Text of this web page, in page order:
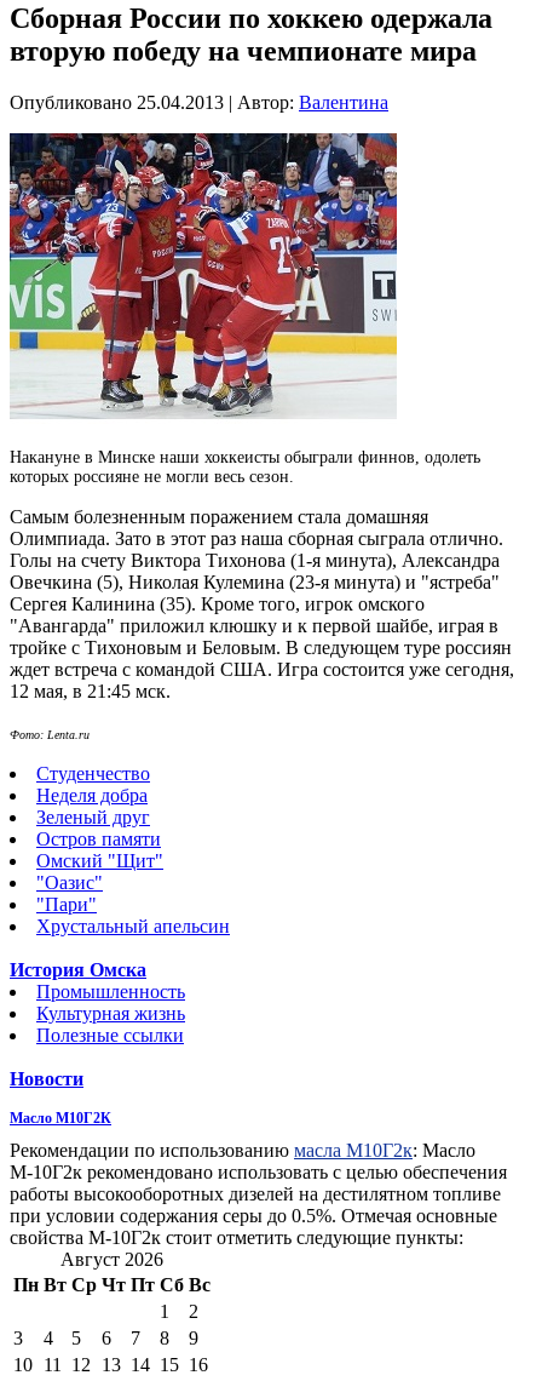
Сборная России по хоккею одержала
вторую победу на чемпионате мира
Опубликовано 25.04.2013 | Автор: Валентина
Накануне в Минске наши хоккеисты обыграли финнов, одолеть
которых россияне не могли весь сезон.
Самым болезненным поражением стала домашняя
Олимпиада. Зато в этот раз наша сборная сыграла отлично.
Голы на счету Виктора Тихонова (1-я минута), Александра
Овечкина (5), Николая Кулемина (23-я минута) и "ястреба"
Сергея Калинина (35). Кроме того, игрок омского
"Авангарда" приложил клюшку и к первой шайбе, играя в
тройке с Тихоновым и Беловым. В следующем туре россиян
ждет встреча с командой США. Игра состоится уже сегодня,
12 мая, в 21:45 мск.
Фото: Lenta.ru
Студенчество
Неделя добра
Зеленый друг
Остров памяти
Омский "Щит"
"Оазис"
"Пари"
Хрустальный апельсин
История Омска
Промышленность
Культурная жизнь
Полезные ссылки
Новости
Масло М10Г2К
Рекомендации по использованию масла М10Г2к: Масло
М-10Г2к рекомендовано использовать с целью обеспечения
работы высокооборотных дизелей на дестилятном топливе
при условии содержания серы до 0.5%. Отмечая основные
свойства М-10Г2к стоит отметить следующие пункты:
Август 2026
Пн Вт Ср Чт Пт Сб Вс
1
2
3
4 5 6 7 8
9
10 11 12 13 14 15 16